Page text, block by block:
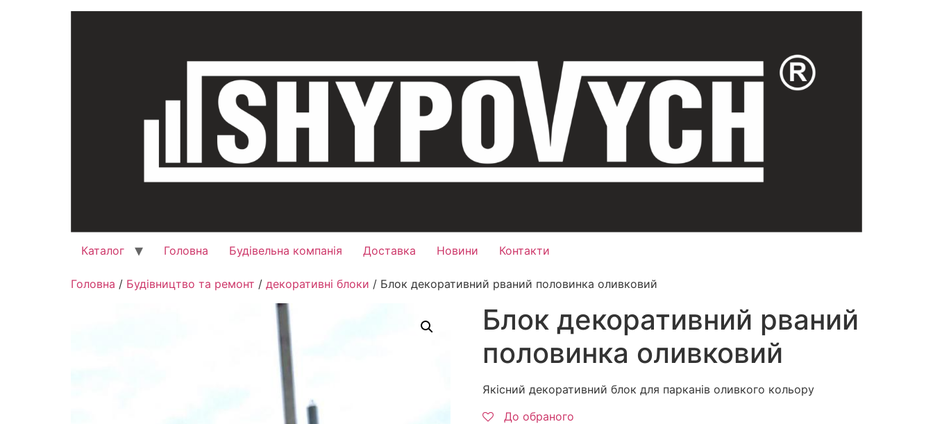
Каталог Головна Будівельна компанія Доставка Новини Контакти
Головна / Будівництво та ремонт / декоративні блоки / Блок декоративний рваний половинка оливковий
Блок декоративний рваний
половинка оливковий
Якісний декоративний блок для парканів оливкого кольору
До обраного